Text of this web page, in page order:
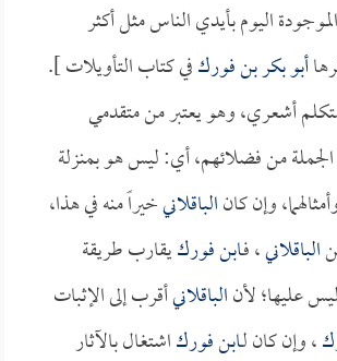
اليوم بأيدي الناس مثل أكثر
أبو بكر بن فوركفي كتاب التأويلات ].
أشعري، وهو يعتبر من متقدمي
من فضلائهم، أي: ليس هو بمنزلة
وإن كانالباقلانيخيراً منه في هذا،
الباقلاني، فـابن فوركيقارب طريقة
عليها؛ لأنالباقلانيأقرب إلى الإثبات
، وإن كان لـابن فوركاشتغال بالآثار